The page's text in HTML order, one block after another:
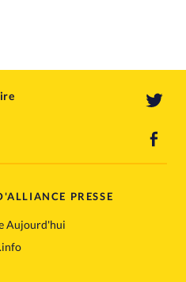
PRESSE
Aujourd'hui